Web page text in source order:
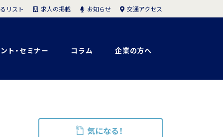
ト・セミナー コラム 企業の方へ
リスト 求人の掲載 お知らせ 交通アクセス
気になる！